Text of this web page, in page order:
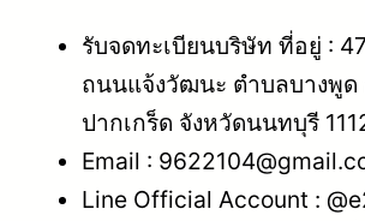
รับจดทะเบียนบริษัท ที่อยู่ :
ถนนแจ้งวัฒนะ ตำบลบางพูด
ปากเกร็ด จังหวัดนนทบุรี
Email :
Line Official Account :